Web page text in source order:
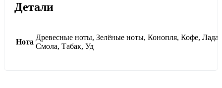
Детали
Нота
Древесные ноты, Зелёные ноты, Конопля, Кофе,
Смола, Табак, Уд